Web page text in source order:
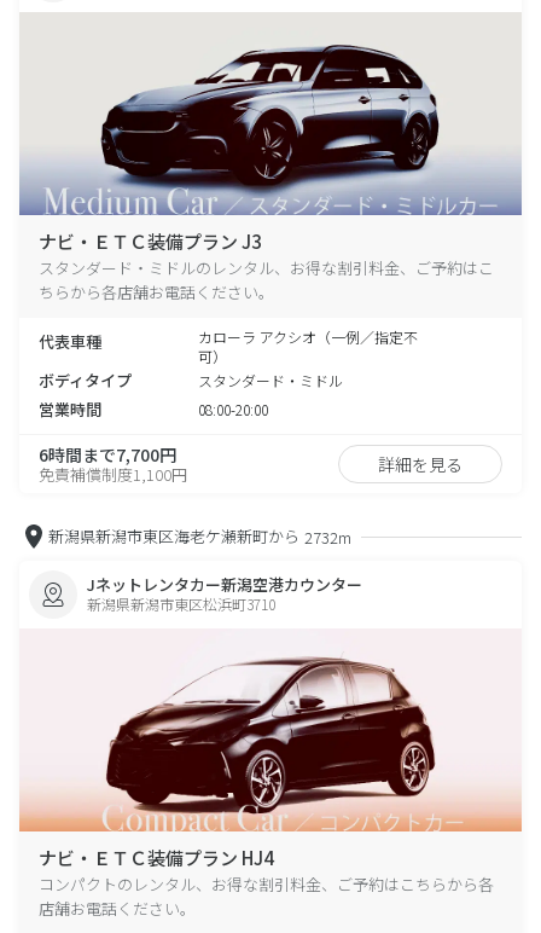
ナビ・ＥＴＣ装備プラン J3
スタンダード・ミドルのレンタル、お得な割引料金、ご予約はこ
ちらから各店舗お電話ください。
代表車種
カローラ アクシオ（一例／指定不
可）
ボディタイプ スタンダード・ミドル
営業時間 08:00-20:00
6時間まで7,700円
免責補償制度1,100円 詳細を見る
新潟県新潟市東区海老ケ瀬新町から 2732m
Jネットレンタカー新潟空港カウンター
新潟県新潟市東区松浜町3710
ナビ・ＥＴＣ装備プラン HJ4
コンパクトのレンタル、お得な割引料金、ご予約はこちらから各
店舗お電話ください。